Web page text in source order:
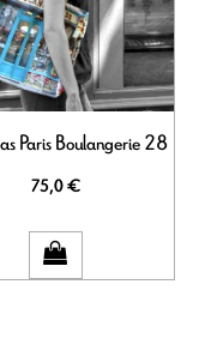
Paris Boulangerie 28
75,0 €